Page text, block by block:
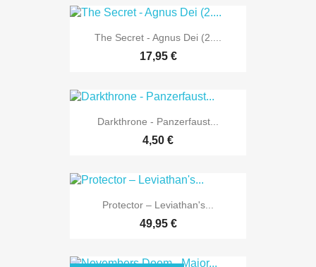
The Secret - Agnus Dei (2....
17,95 €
Darkthrone - Panzerfaust...
4,50 €
Protector – Leviathan's...
49,95 €